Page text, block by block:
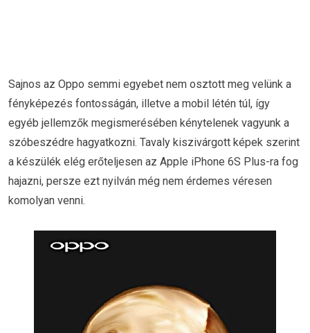
Sajnos az Oppo semmi egyebet nem osztott meg velünk a
fényképezés fontosságán, illetve a mobil létén túl, így
egyéb jellemzők megismerésében kénytelenek vagyunk a
szóbeszédre hagyatkozni. Tavaly kiszivárgott képek szerint
a készülék elég erőteljesen az Apple iPhone 6S Plus-ra fog
hajazni, persze ezt nyilván még nem érdemes véresen
komolyan venni.